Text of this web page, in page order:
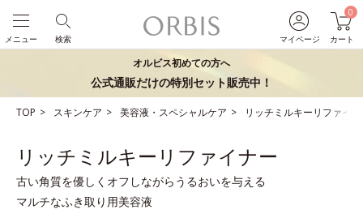
マイページ
0
カート
検索
メニュー
オルビス初めての方へ
公式通販だけの特別セット販売中！
TOP スキンケア 美容液・スペシャルケア リッチミルキーリファイ
リッチミルキーリファイナー
古い角質を優しくオフしながらうるおいを与える
マルチなふき取り用美容液